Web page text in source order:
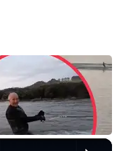
×